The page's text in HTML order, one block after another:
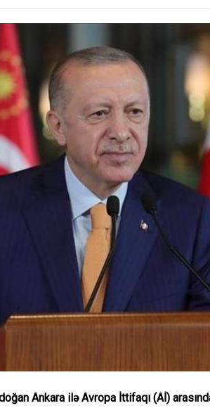
Ankara ilə Avropa İttifaqı (Aİ)